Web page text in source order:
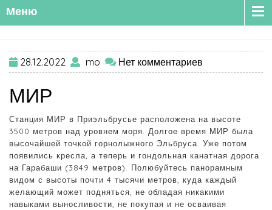
Меню
28.12.2022 mo Нет комментариев
МИР
Станция МИР в Приэльбрусье расположена на высоте
3500 метров над уровнем моря. Долгое время МИР была
высочайшей точкой горнолыжного Эльбруса. Уже потом
появились кресла, а теперь и гондольная канатная дорога
на Гарабаши (3849 метров). Полюбуйтесь панорамным
видом с высоты почти 4 тысячи метров, куда каждый
желающий может подняться, не обладая никакими
навыками выносливости, не покупая и не осваивая